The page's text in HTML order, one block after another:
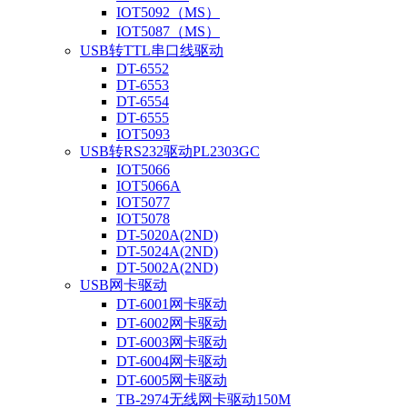
IOT5092（MS）
IOT5087（MS）
USB转TTL串口线驱动
DT-6552
DT-6553
DT-6554
DT-6555
IOT5093
USB转RS232驱动PL2303GC
IOT5066
IOT5066A
IOT5077
IOT5078
DT-5020A(2ND)
DT-5024A(2ND)
DT-5002A(2ND)
USB网卡驱动
DT-6001网卡驱动
DT-6002网卡驱动
DT-6003网卡驱动
DT-6004网卡驱动
DT-6005网卡驱动
TB-2974无线网卡驱动150M